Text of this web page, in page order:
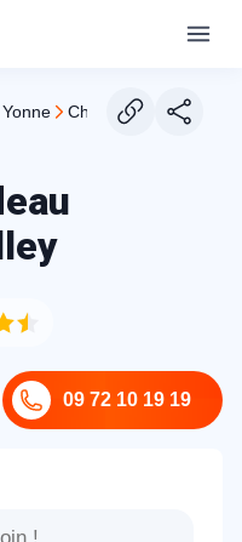
yonne chailley
09 72 10 19 19